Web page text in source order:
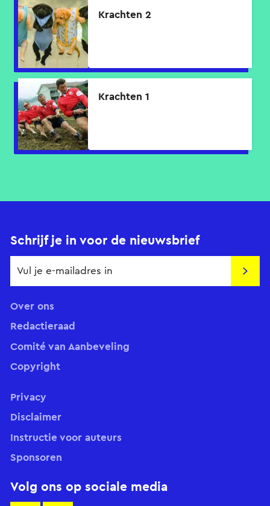
Krachten 2
Krachten 1
Schrijf je in voor de nieuwsbrief
Over ons
Redactieraad
Comité van Aanbeveling
Copyright
Volg ons op sociale media
Privacy
Disclaimer
Instructie voor auteurs
Sponsoren